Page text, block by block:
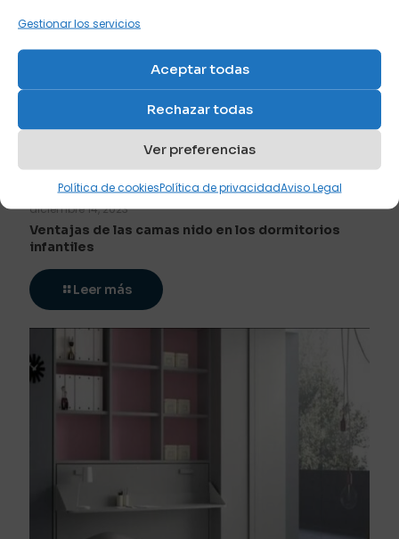
Gestionar los servicios
Aceptar todas
Rechazar todas
Ver preferencias
Política de cookiesPolítica de privacidadAviso Legal
diciembre 14, 2023
Ventajas de las camas nido en los dormitorios
infantiles
Leer más